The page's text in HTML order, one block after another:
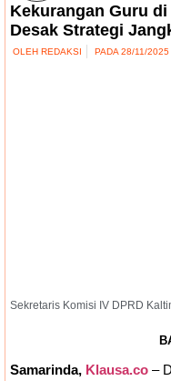
Kekurangan Guru
Desak Strategi
OLEH REDAKSI PADA 28/11/2025
Sekretaris Komisi IV DPRD
Samarinda, Klausa.co –